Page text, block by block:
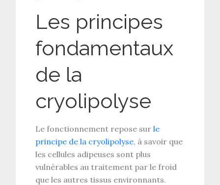
Les principes
fondamentaux
de la
cryolipolyse
Le fonctionnement repose surle
principe de la cryolipolyse, à savoir que
les cellules adipeuses sont plus
vulnérables au traitement par le froid
que les autres tissus environnants.